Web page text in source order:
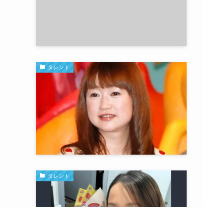
タレント
タレント